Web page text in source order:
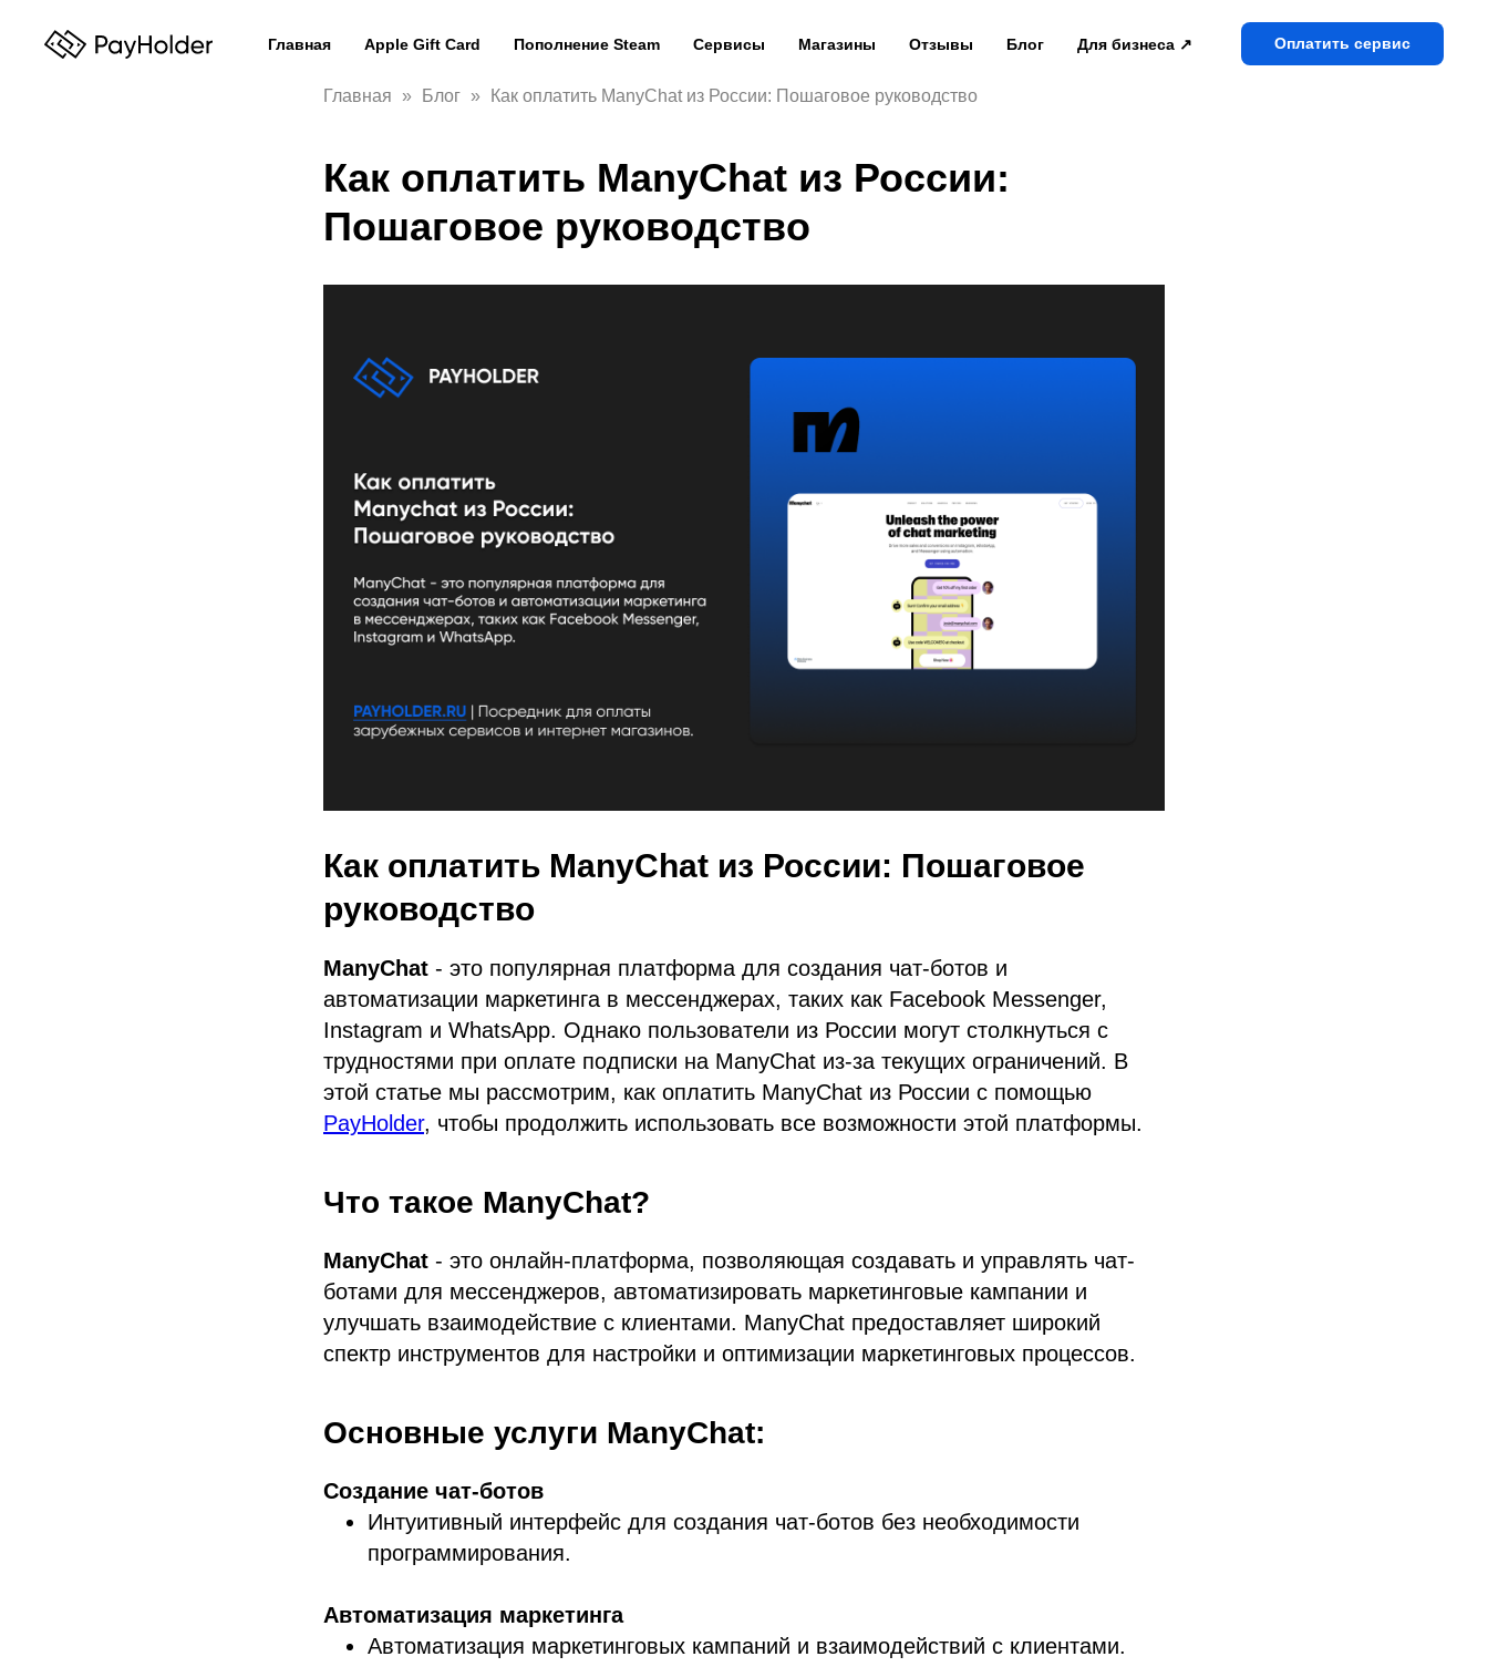
Главная Блог Как оплатить ManyChat из России: Пошаговое руководство
Главная Apple Gift Card Пополнение Steam Сервисы Магазины Отзывы Блог Для бизнеса ↗ Оплатить сервис
Как оплатить ManyChat из России:
Пошаговое руководство
Как оплатить ManyChat из России: Пошаговое
руководство
ManyChat - это популярная платформа для создания чат-ботов и
автоматизации маркетинга в мессенджерах, таких как Facebook Messenger,
Instagram и WhatsApp. Однако пользователи из России могут столкнуться с
трудностями при оплате подписки на ManyChat из-за текущих ограничений. В
этой статье мы рассмотрим, как оплатить ManyChat из России с помощью
PayHolder, чтобы продолжить использовать все возможности этой платформы.
Что такое ManyChat?
ManyChat - это онлайн-платформа, позволяющая создавать и управлять чат-
ботами для мессенджеров, автоматизировать маркетинговые кампании и
улучшать взаимодействие с клиентами. ManyChat предоставляет широкий
спектр инструментов для настройки и оптимизации маркетинговых процессов.
Основные услуги ManyChat:
Создание чат-ботов
Интуитивный интерфейс для создания чат-ботов без необходимости
программирования.
Автоматизация маркетинга
Автоматизация маркетинговых кампаний и взаимодействий с клиентами.